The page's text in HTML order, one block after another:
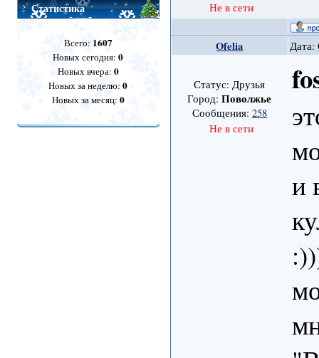
Статистика
Всего: 1607
Новых сегодня:0
Новых вчера: 0
Новых за неделю:0
Новых за месяц: 0
Не в сети
Ofelia Дата:
Статус: Друзья
Город:Поволжье
Сообщения: 258
Не в сети
и